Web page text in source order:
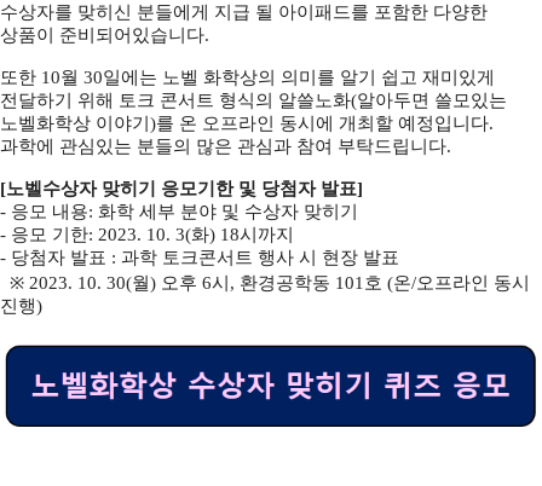
수상자를 맞히신 분들에게 지급 될 아이패드를 포함한 다양한
상품이 준비되어있습니다.
또한 10월 30일에는 노벨 화학상의 의미를 알기 쉽고 재미있게
전달하기 위해 토크 콘서트 형식의 알쓸노화(알아두면 쓸모있는
노벨화학상 이야기 )를 온 오프라인 동시에 개최할 예정입니다.
과학에 관심있는 분들의 많은 관심과 참여 부탁드립니다.
[노벨수상자 맞히기 응모기한 및 당첨자 발표]
- 응모 내용: 화학 세부 분야 및 수상자 맞히기
- 응모 기한: 2023. 10. 3(화) 18시까지
- 당첨자 발표 : 과학 토크콘서트 행사 시 현장 발표
※ 2023. 10. 30(월) 오후 6시, 환경공학동 101호 (온/오프라인 동시
진행)